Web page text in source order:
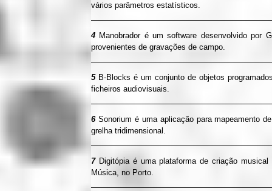
vários parâmetros estatísticos.
4 Manobrador é um software desenvolvido por
provenientes de gravações de campo.
5B-Blocks é um conjunto de objetos
ficheiros audiovisuais.
6Sonorium é uma aplicação para mapeamento
grelha tridimensional.
7Digitópia é uma plataforma de criação
Música, no Porto.